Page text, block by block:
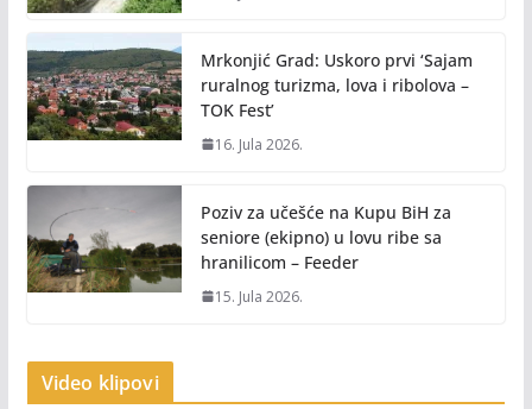
Mrkonjić Grad: Uskoro prvi ‘Sajam
ruralnog turizma, lova i ribolova –
TOK Fest’
16. Jula 2026.
Poziv za učešće na Kupu BiH za
seniore (ekipno) u lovu ribe sa
hranilicom – Feeder
15. Jula 2026.
Video klipovi